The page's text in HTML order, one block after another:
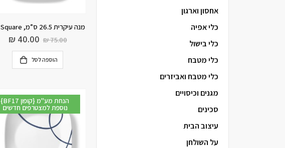
מנה עיקרית 26.5 ס”מ, Lia Square
₪75.00
₪ 40.00
הוספה לסל
{BF17 קופון} הנחת מע"מ
נוספת למצטרפים חדשים
אחסון וארגון
כלי אפיה
כלי בישול
כלי מטבח
כלי מטבח ואביזרים
מגנים וכיסויים
סכינים
עיצוב הבית
על השולחן